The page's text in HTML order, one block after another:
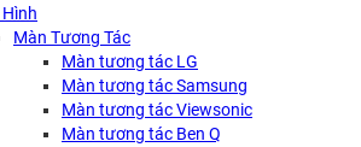
Màn Tương Tác
Màn tương tác LG
Màn tương tác Samsung
Màn tương tác Viewsonic
Màn tương tác Ben Q